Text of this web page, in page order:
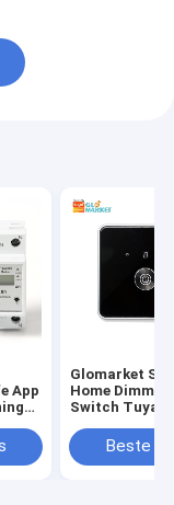
App
Glomarket
Home Dimmer
Switch Tuya
Dimming Stel
helderheid
Beste